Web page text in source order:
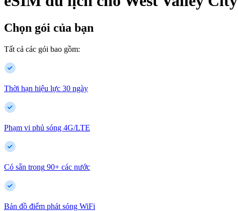
Chọn gói của bạn
Tất cả các gói bao gồm:
Thời hạn hiệu lực 30 ngày
Phạm vi phủ sóng 4G/LTE
Có sẵn trong 90+ các nước
Bản đồ điểm phát sóng WiFi